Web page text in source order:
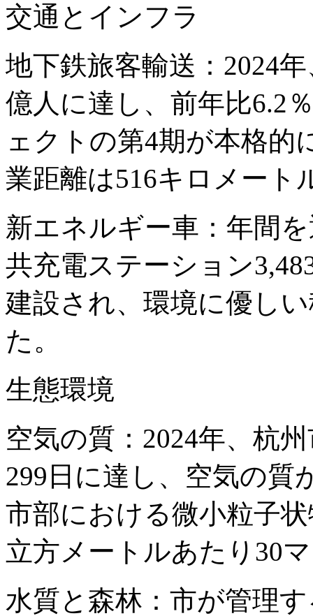
交通とインフラ
地下鉄旅客輸送：2024
億人に達し、前年比6.2
ェクトの第4期が本格的
業距離は516キロメート
新エネルギー車：年間
共充電ステーション
建設され、環境に優し
た。
生態環境
空気の質：2024年、杭
299日に達し、空気の質
市部における微小粒子
立方メートルあたり30
水質と森林：市が管理